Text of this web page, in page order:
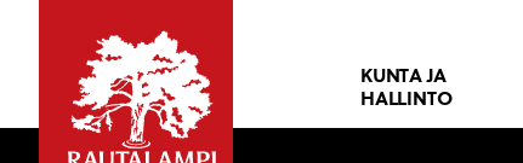
KUNTA JA
HALLINTO